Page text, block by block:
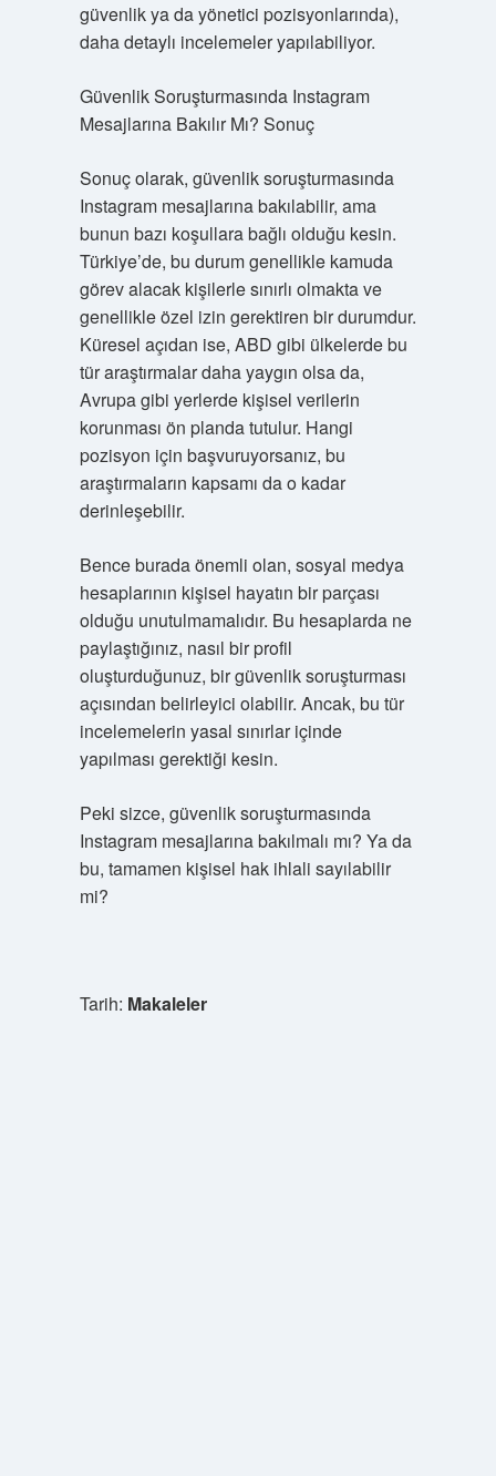
güvenlik ya da yönetici pozisyonlarında),
daha detaylı incelemeler yapılabiliyor.
Güvenlik Soruşturmasında Instagram
Mesajlarına Bakılır Mı? Sonuç
Sonuç olarak, güvenlik soruşturmasında
Instagram mesajlarına bakılabilir, ama
bunun bazı koşullara bağlı olduğu kesin.
Türkiye’de, bu durum genellikle kamuda
görev alacak kişilerle sınırlı olmakta ve
genellikle özel izin gerektiren bir durumdur.
Küresel açıdan ise, ABD gibi ülkelerde bu
tür araştırmalar daha yaygın olsa da,
Avrupa gibi yerlerde kişisel verilerin
korunması ön planda tutulur. Hangi
pozisyon için başvuruyorsanız, bu
araştırmaların kapsamı da o kadar
derinleşebilir.
Bence burada önemli olan, sosyal medya
hesaplarının kişisel hayatın bir parçası
olduğu unutulmamalıdır. Bu hesaplarda ne
paylaştığınız, nasıl bir profil
oluşturduğunuz, bir güvenlik soruşturması
açısından belirleyici olabilir. Ancak, bu tür
incelemelerin yasal sınırlar içinde
yapılması gerektiği kesin.
Peki sizce, güvenlik soruşturmasında
Instagram mesajlarına bakılmalı mı? Ya da
bu, tamamen kişisel hak ihlali sayılabilir
mi?
Tarih: Makaleler